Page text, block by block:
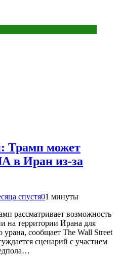
Трамп может
в Иран из-за
спустя01 минуты
рассматривает возможность
на территории Ирана для
урана, сообщает The Wall Street
сценарий с участием